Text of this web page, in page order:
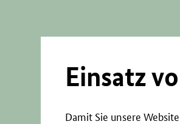
Einsatz
Damit Sie unsere